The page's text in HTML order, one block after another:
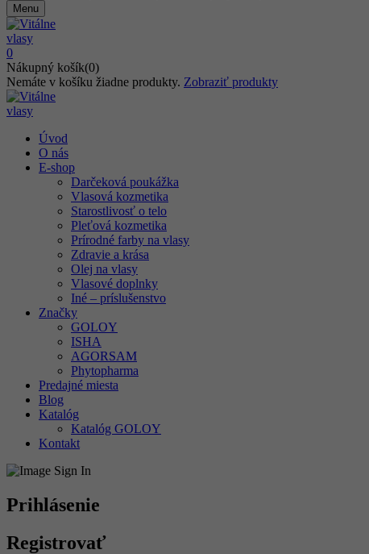
Menu
0
Nákupný košík(0)
Nemáte v košíku žiadne produkty. Zobraziť produkty
Úvod
O nás
E-shop
Darčeková poukážka
Vlasová kozmetika
Starostlivosť o telo
Pleťová kozmetika
Prírodné farby na vlasy
Zdravie a krása
Olej na vlasy
Vlasové doplnky
Iné – príslušenstvo
Značky
GOLOY
ISHA
AGORSAM
Phytopharma
Predajné miesta
Blog
Katalóg
Katalóg GOLOY
Kontakt
Prihlásenie
Registrovať